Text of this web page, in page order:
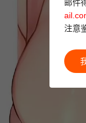
邮件
注意